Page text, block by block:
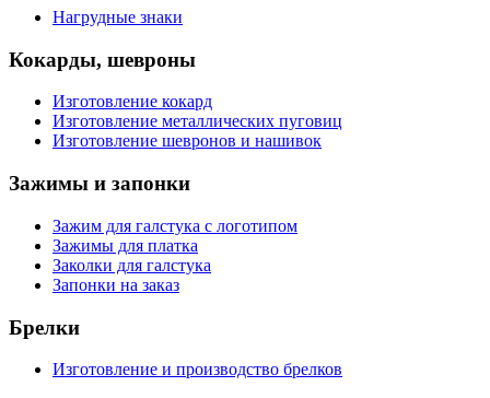
Нагрудные знаки
Кокарды, шевроны
Изготовление кокард
Изготовление металлических пуговиц
Изготовление шевронов и нашивок
Зажимы и запонки
Зажим для галстука с логотипом
Зажимы для платка
Заколки для галстука
Запонки на заказ
Брелки
Изготовление и производство брелков